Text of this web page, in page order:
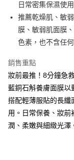
【「AFTEE先享後付
１．於結帳方式選擇
結帳頁面，進行簡訊
２．訂單成立數日內
ATM／網路銀行／等多
※ 請注意：結帳手續完
購買商品的店家。未經
後付繳納相關費用。
是否繳費成功／繳費
客戶支援中心」https://
【注意事項】
每筆NT$60，滿
7-11取貨付款
每筆NT$60，滿
宅配
每筆NT$100，滿
離島宅配
每筆NT$100，滿
日常密集保濕使用
推薦乾燥肌、敏
膜、敏弱肌面膜
色素，也不含任
銷售重點
妝前最推！8分鐘急
藍銅石斛養膚面膜以
搭配輕薄服貼的長纖
用。日常保養、妝前
潤、柔嫩與細緻光澤